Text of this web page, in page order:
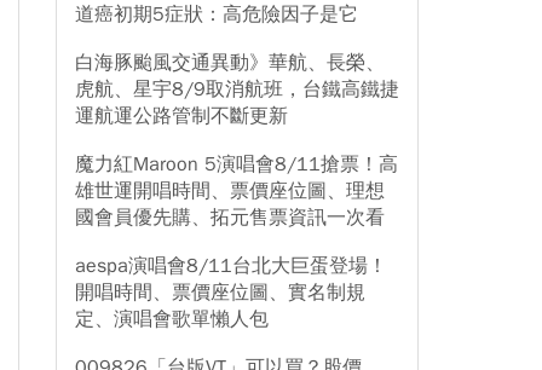
道癌初期5症狀：高危險因子是它
白海豚颱風交通異動》華航、長榮、
虎航、星宇8/9取消航班，台鐵高鐵捷
運航運公路管制不斷更新
魔力紅Maroon 5演唱會8/11搶票！高
雄世運開唱時間、票價座位圖、理想
國會員優先購、拓元售票資訊一次看
aespa演唱會8/11台北大巨蛋登場！
開唱時間、票價座位圖、實名制規
定、演唱會歌單懶人包